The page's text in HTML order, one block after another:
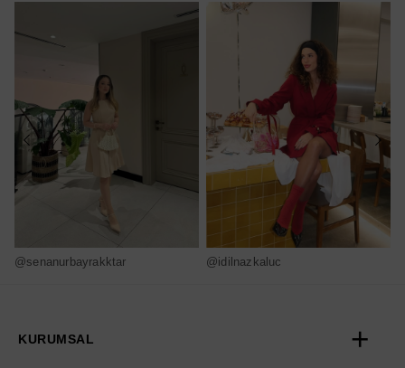
@senanurbayrakktar @idilnazkaluc
KURUMSAL